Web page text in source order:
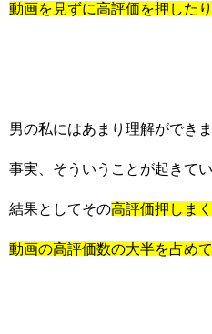
動画を見ずに高評価を押した
男の私にはあまり理解ができ
事実、そういうことが起きて
結果としてその高評価押しま
動画の高評価数の大半を占め